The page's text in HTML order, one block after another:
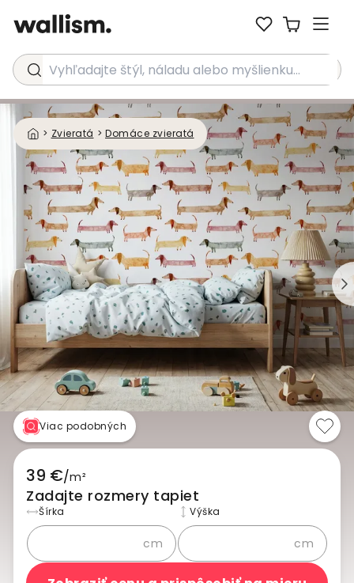
Vyhľadajte štýl, náladu alebo myšlienku...
> Zvieratá > Domáce zvieratá
Viac podobných
39 €/m²
Zadajte rozmery tapiet
Šírka
cm
Výška
cm